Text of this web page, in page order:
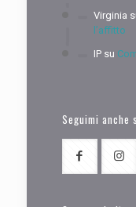
Virginia
l’affitto
IPsu
Seguimi anche